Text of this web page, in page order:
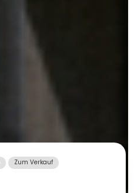
Zum Verkauf